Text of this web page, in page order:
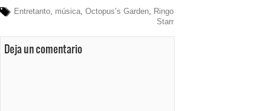
Entretanto, música, Octopus’s Garden,
Ringo
Starr
Deja un comentario